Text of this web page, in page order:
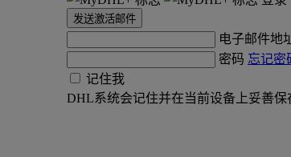
发送激活邮件
电子邮件地
密码 忘记密
记住我
DHL系统会记住并在当前设备上妥善保